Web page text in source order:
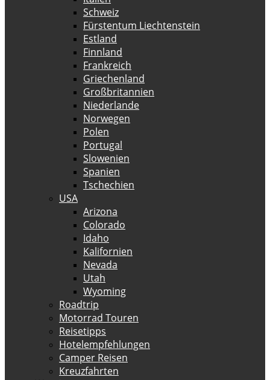
Schweiz
Fürstentum Liechtenstein
Estland
Finnland
Frankreich
Griechenland
Großbritannien
Niederlande
Norwegen
Polen
Portugal
Slowenien
Spanien
Tschechien
USA
Arizona
Colorado
Idaho
Kalifornien
Nevada
Utah
Wyoming
Roadtrip
Motorrad Touren
Reisetipps
Hotelempfehlungen
Camper Reisen
Kreuzfahrten